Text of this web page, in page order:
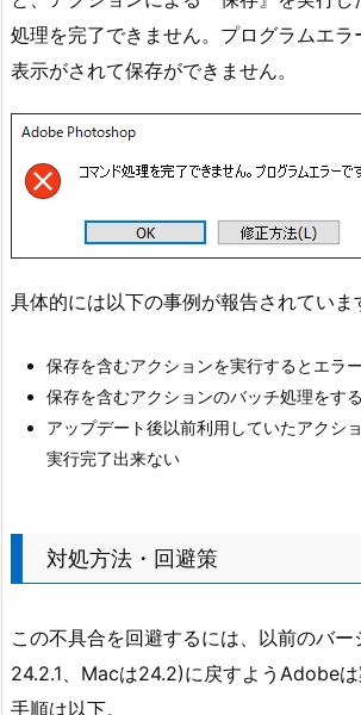
処理を完了できません。プログラムエラ
表示がされて保存ができません。
具体的には以下の事例が報告されていま
保存を含むアクションを実行するとエラ
保存を含むアクションのバッチ処理をす
アップデート後以前利用していたアクシ
実行完了出来ない
対処方法・回避策
この不具合を回避するには、以前のバ
24.2.1、Macは24.2)に戻すようAdobeは
手順は以下。